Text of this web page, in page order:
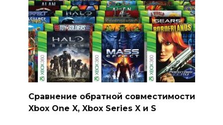
Сравнение обратной совместимости
Xbox One X, Xbox Series X и S